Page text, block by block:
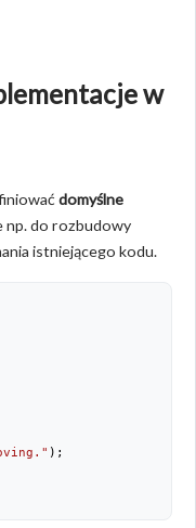
w
domyślne
np. do rozbudowy
istniejącego kodu.
);